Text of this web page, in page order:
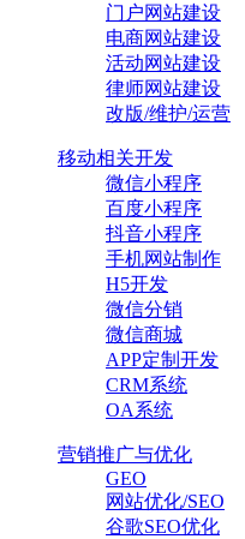
门户网站建设
电商网站建设
活动网站建设
律师网站建设
改版/维护/运营
移动相关开发
微信小程序
百度小程序
抖音小程序
手机网站制作
H5开发
微信分销
微信商城
APP定制开发
CRM系统
OA系统
营销推广与优化
GEO
网站优化/SEO
谷歌SEO优化